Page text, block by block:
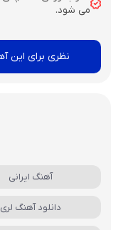
می شود.
نظری برای این
آهنگ ایرانی
دانلود آهنگ لری